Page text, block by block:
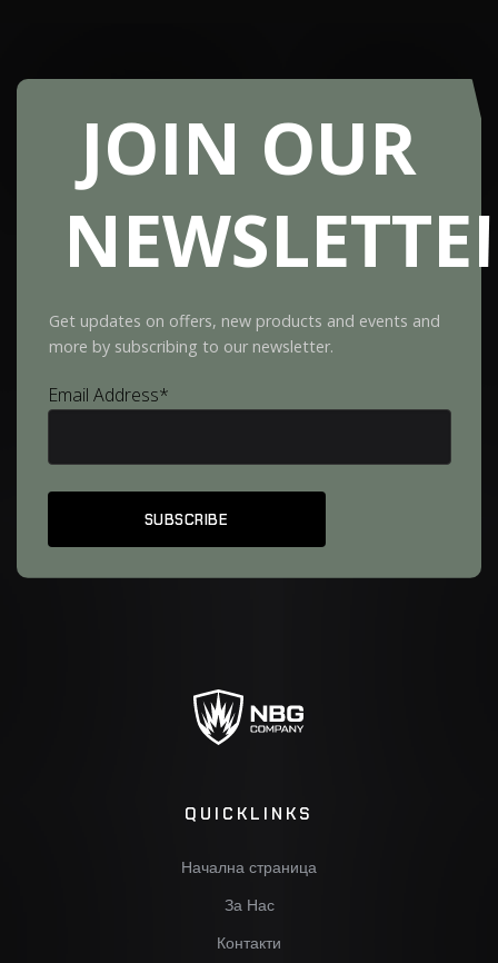
JOIN OUR
Get updates on offers, new products and events and
more by subscribing to our newsletter.
Email Address*
QUICKLINKS
Начална страница
За Нас
Контакти